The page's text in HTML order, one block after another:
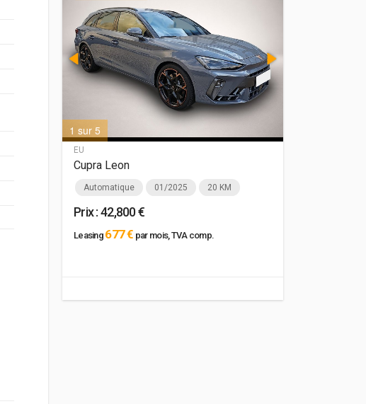
1 sur 5
EU
Cupra Leon
Automatique 01/2025 20 KM
Prix : 42,800 €
Leasing 677 € par mois, TVA comp.